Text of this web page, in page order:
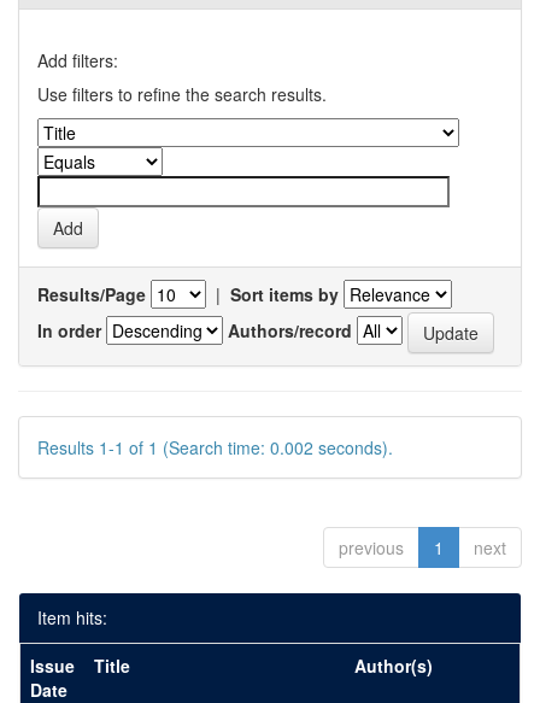
Add filters:
Use filters to refine the search results.
Results/Page | Sort items by
In order
Authors/record
Results 1-1 of 1 (Search time: 0.002 seconds).
previous 1 next
Item hits:
Issue
Date
Title Author(s)